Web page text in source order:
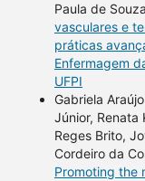
Paula de
vasculares e
práticas
Enfermagem
UFPI
Gabriela
Júnior, Renata
Reges Brito,
Cordeiro da
Promoting the